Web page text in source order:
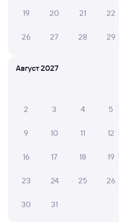
19 20 21 22
26 27 28 29
Август 2027
2 3 4 5
9 10 11 12
16 17 18 19
23 24 25 26
30 31